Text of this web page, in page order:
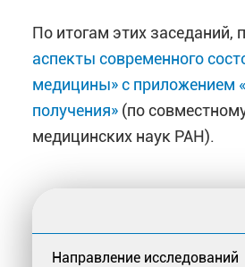
По итогам этих заседаний,
аспекты современного
медицины» с приложением
получения» (по
медицинских наук РАН).
Направление исследований